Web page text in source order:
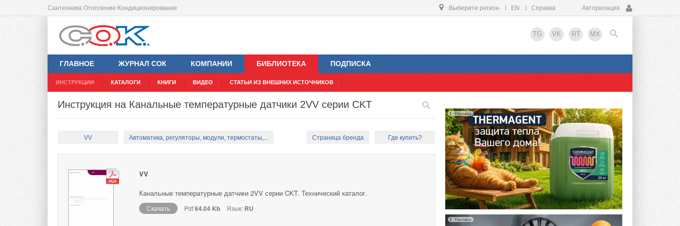
Сантехника Отопление Кондиционирование Выберите регион EN Справка Авторизация
TG VK RT MX
ГЛАВНОЕ ЖУРНАЛ СОК КОМПАНИИ БИБЛИОТЕКА
ИНСТРУКЦИИ КАТАЛОГИ КНИГИ ВИДЕО СТАТЬИ ИЗ ВНЕШНИХ ИСТОЧНИКОВ
ПОДПИСКА
EN
Инструкция на Канальные температурные датчики 2VV серии CKT
VV Автоматика, регуляторы, модули, термостаты,... Страница бренда Где купить?
VV
Канальные температурные датчики 2VV серии CKT. Технический каталог.
Скачать Pdf64.04 Kb Язык: RU
Реклама
Реклама